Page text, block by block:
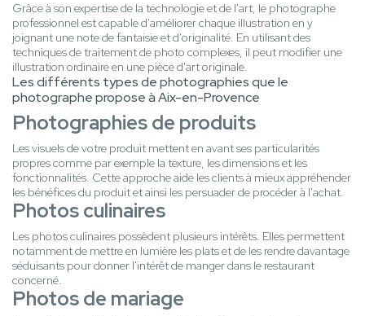
Grâce à son expertise de la technologie et de l'art, le photographe
professionnel est capable d'améliorer chaque illustration en y
joignant une note de fantaisie et d'originalité. En utilisant des
techniques de traitement de photo complexes, il peut modifier une
illustration ordinaire en une pièce d'art originale.
Les différents types de photographies que le
photographe propose à Aix-en-Provence
Photographies de produits
Les visuels de votre produit mettent en avant ses particularités
propres comme par exemple la texture, les dimensions et les
fonctionnalités. Cette approche aide les clients à mieux appréhender
les bénéfices du produit et ainsi les persuader de procéder à l'achat.
Photos culinaires
Les photos culinaires possèdent plusieurs intérêts. Elles permettent
notamment de mettre en lumière les plats et de les rendre davantage
séduisants pour donner l'intérêt de manger dans le restaurant
concerné.
Photos de mariage